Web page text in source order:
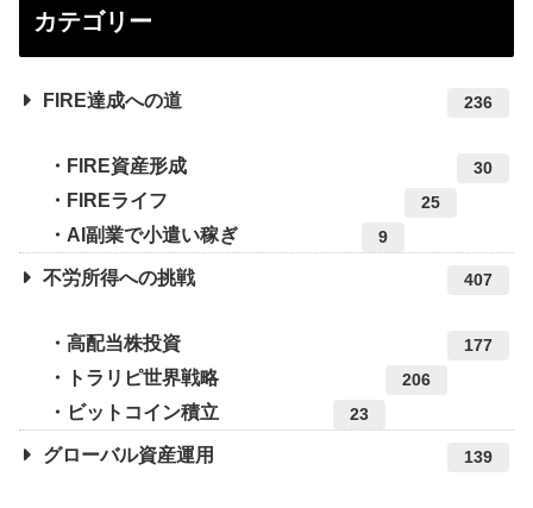
カテゴリー
FIRE達成への道 236
FIRE資産形成 30
FIREライフ 25
AI副業で小遣い稼ぎ 9
不労所得への挑戦 407
高配当株投資 177
トラリピ世界戦略 206
ビットコイン積立 23
グローバル資産運用 139